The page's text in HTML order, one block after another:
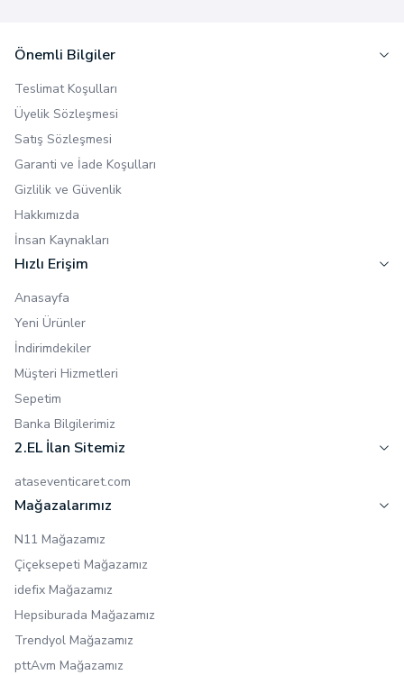
Önemli Bilgiler
Teslimat Koşulları
Üyelik Sözleşmesi
Satış Sözleşmesi
Garanti ve İade Koşulları
Gizlilik ve Güvenlik
Hakkımızda
İnsan Kaynakları
Hızlı Erişim
Anasayfa
Yeni Ürünler
İndirimdekiler
Müşteri Hizmetleri
Sepetim
Banka Bilgilerimiz
2.EL İlan Sitemiz
ataseventicaret.com
Mağazalarımız
N11 Mağazamız
Çiçeksepeti Mağazamız
idefix Mağazamız
Hepsiburada Mağazamız
Trendyol Mağazamız
pttAvm Mağazamız